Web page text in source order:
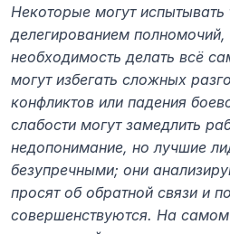
Некоторые могут испытывать
делегированием полномочий,
необходимость делать всё
могут избегать сложных
конфликтов или падения
слабости могут замедлить
недопонимание, но лучшие
безупречными; они
просят об обратной связи и
совершенствуются. На самом